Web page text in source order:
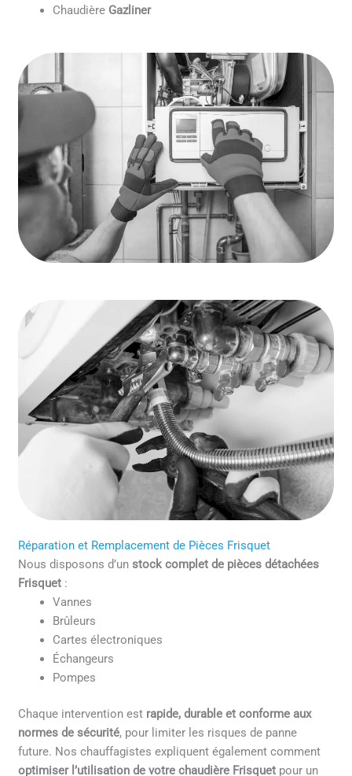
Chaudière Gazliner
Réparation et Remplacement de Pièces Frisquet
Nous disposons d’unstock complet de pièces détachées
Frisquet :
Vannes
Brûleurs
Cartes électroniques
Échangeurs
Pompes
Chaque intervention est rapide, durable et conforme aux
normes de sécurité, pour limiter les risques de panne
future. Nos chauffagistes expliquent également comment
optimiser l’utilisation de votre chaudière Frisquet pour un